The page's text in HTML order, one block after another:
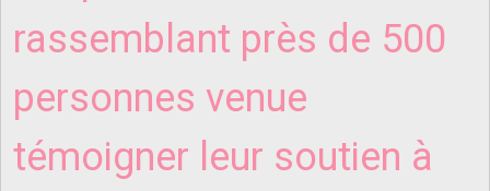
rassemblant près de 500
personnes venue
témoigner leur soutien à